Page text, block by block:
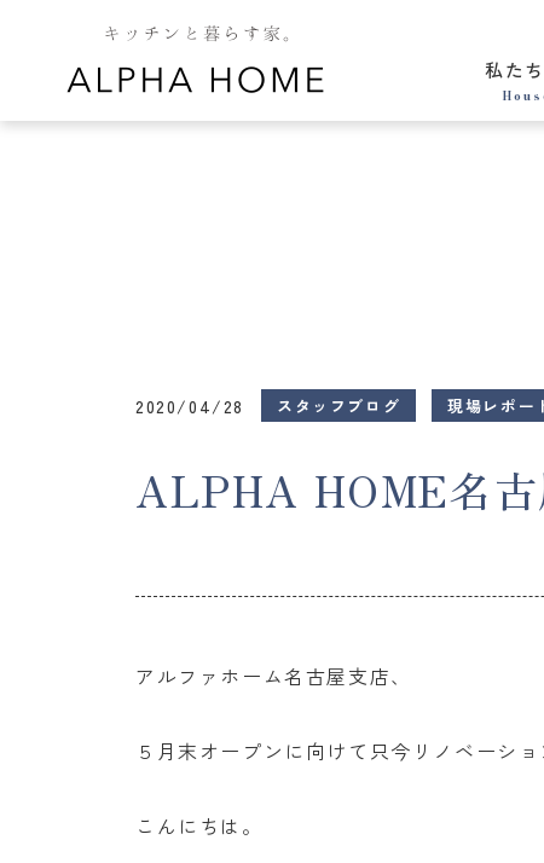
私た
2020/04/28 スタッフブログ 現場レポー
ALPHA HOME名
アルファホーム名古屋支店、
５月末オープンに向けて只今リノベーショ
こんにちは。